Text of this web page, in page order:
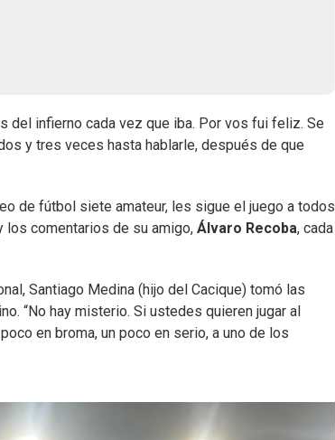
del infierno cada vez que iba. Por vos fui feliz. Se
y tres veces hasta hablarle, después de que
de fútbol siete amateur, les sigue el juego a todos
los comentarios de su amigo, Álvaro Recoba, cada
Santiago Medina (hijo del Cacique) tomó las
“No hay misterio. Si ustedes quieren jugar al
en broma, un poco en serio, a uno de los